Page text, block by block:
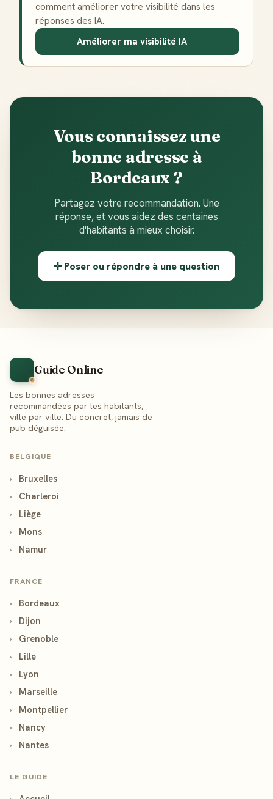
comment améliorer votre visibilité dans les
réponses des IA.
Améliorer ma visibilité IA
Créer mon compte Guide
Vous connaissez une
bonne adresse à
Bordeaux ?
Partagez votre recommandation. Une
réponse, et vous aidez des centaines
d'habitants à mieux choisir.
✛ Poser ou répondre à une question
Guide Online
Les bonnes adresses
recommandées par les habitants,
ville par ville. Du concret, jamais de
pub déguisée.
BELGIQUE
›
Bruxelles
›
Charleroi
›
Liège
›
Mons
›
Namur
FRANCE
›
Bordeaux
›
Dijon
›
Grenoble
›
Lille
›
Lyon
›
Marseille
›
Montpellier
›
Nancy
›
Nantes
LE GUIDE